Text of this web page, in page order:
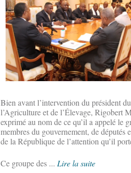
Bien avant l’intervention du président
l’Agriculture et de l’Élevage, Rigobert
exprimé au nom de ce qu’il a appelé le
membres du gouvernement, de députés
de la République de l’attention qu’il
Ce groupe des ... Lire la suite